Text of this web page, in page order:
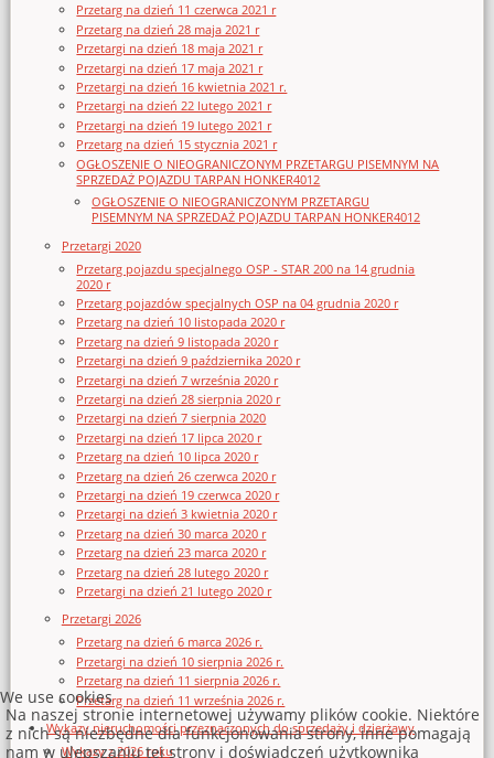
Przetarg na dzień 11 czerwca 2021 r
Przetarg na dzień 28 maja 2021 r
Przetargi na dzień 18 maja 2021 r
Przetargi na dzień 17 maja 2021 r
Przetargi na dzień 16 kwietnia 2021 r.
Przetargi na dzień 22 lutego 2021 r
Przetargi na dzień 19 lutego 2021 r
Przetarg na dzień 15 stycznia 2021 r
OGŁOSZENIE O NIEOGRANICZONYM PRZETARGU PISEMNYM NA
SPRZEDAŻ POJAZDU TARPAN HONKER4012
OGŁOSZENIE O NIEOGRANICZONYM PRZETARGU
PISEMNYM NA SPRZEDAŻ POJAZDU TARPAN HONKER4012
Przetargi 2020
Przetarg pojazdu specjalnego OSP - STAR 200 na 14 grudnia
2020 r
Przetarg pojazdów specjalnych OSP na 04 grudnia 2020 r
Przetarg na dzień 10 listopada 2020 r
Przetarg na dzień 9 listopada 2020 r
Przetargi na dzień 9 października 2020 r
Przetargi na dzień 7 września 2020 r
Przetargi na dzień 28 sierpnia 2020 r
Przetargi na dzień 7 sierpnia 2020
Przetargi na dzień 17 lipca 2020 r
Przetarg na dzień 10 lipca 2020 r
Przetarg na dzień 26 czerwca 2020 r
Przetargi na dzień 19 czerwca 2020 r
Przetargi na dzień 3 kwietnia 2020 r
Przetarg na dzień 30 marca 2020 r
Przetarg na dzień 23 marca 2020 r
Przetarg na dzień 28 lutego 2020 r
Przetargi na dzień 21 lutego 2020 r
Przetargi 2026
Przetarg na dzień 6 marca 2026 r.
Przetargi na dzień 10 sierpnia 2026 r.
Przetarg na dzień 11 sierpnia 2026 r.
Przetarg na dzień 11 września 2026 r.
Wykazy nieruchomości przeznaczonych do sprzedaży i dzierżawy
Wykazy z 2026 roku
We use cookies
Na naszej stronie internetowej używamy plików cookie. Niektóre
z nich są niezbędne dla funkcjonowania strony, inne pomagają
nam w ulepszaniu tej strony i doświadczeń użytkownika